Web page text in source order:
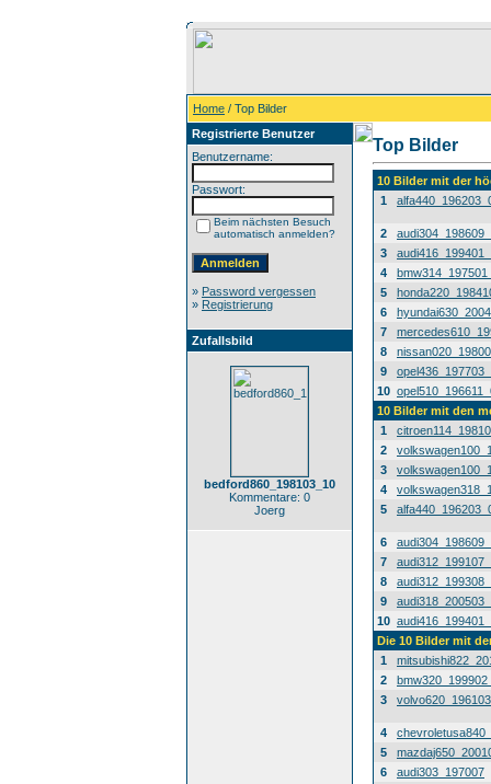
Home / Top Bilder
Registrierte Benutzer
Benutzername:
Passwort:
Beim nächsten Besuch
automatisch anmelden?
» Password vergessen
» Registrierung
Zufallsbild
bedford860_198103_10
Kommentare: 0
Joerg
Top Bilder
10 Bilder mit der
1
2
3
4
5
6
7
8
9
10
10 Bilder mit den
1
2
3
4
5
6
7
8
9
10
Die 10 Bilder mit
1
2
3
4
5
6
audi303_197007